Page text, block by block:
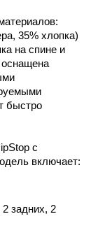
35% хлопка)
на спине и
быстро
с
включает:
задних, 2